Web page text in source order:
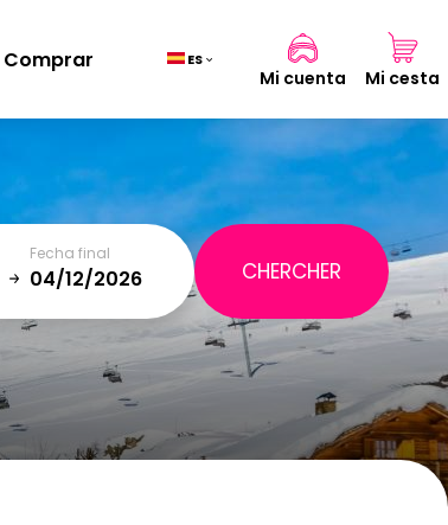
Comprar ES
Mi cuenta Mi cesta
Cesta(0)
TOTAL 0,00 €
Fecha final
January
MON TUE FRI
4 5 6 7 8 9